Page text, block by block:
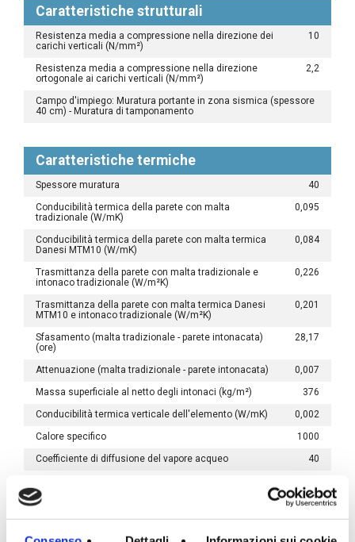
Caratteristiche strutturali
Resistenza media a compressione nella direzione dei
carichi verticali (N/mm²)
10
Resistenza media a compressione nella direzione
ortogonale ai carichi verticali (N/mm²)
2,2
Campo d'impiego: Muratura portante in zona sismica (spessore
40 cm) - Muratura di tamponamento
Caratteristiche termiche
Spessore muratura
40
Conducibilità termica della parete con malta
tradizionale (W/mK)
0,095
Conducibilità termica della parete con malta termica
Danesi MTM10 (W/mK)
0,084
Trasmittanza della parete con malta tradizionale e
intonaco tradizionale (W/m²K)
0,226
Trasmittanza della parete con malta termica Danesi
MTM10 e intonaco tradizionale (W/m²K)
0,201
Sfasamento (malta tradizionale - parete intonacata)
(ore)
28,17
Attenuazione (malta tradizionale - parete intonacata)
0,007
Massa superficiale al netto degli intonaci (kg/m²)
376
Conducibilità termica verticale dell'elemento (W/mK)
0,002
Calore specifico
1000
Coefficiente di diffusione del vapore acqueo
40
Resistenza al fuoco